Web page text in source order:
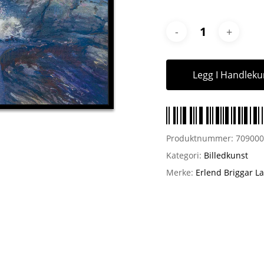
Legg I
Produktnummer:
Kategori: Billedkunst
Merke: Erlend Briggar